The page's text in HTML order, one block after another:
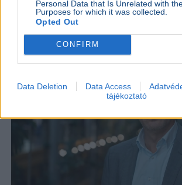
Personal Data that Is Unrelated with
Purposes for which it was collected.
Opted Out
CONFIRM
Data Deletion Data Access
tájékoztató
BELFÖLD 2026. augusztus 7.
Online felületen várják a
közmédia megújításához